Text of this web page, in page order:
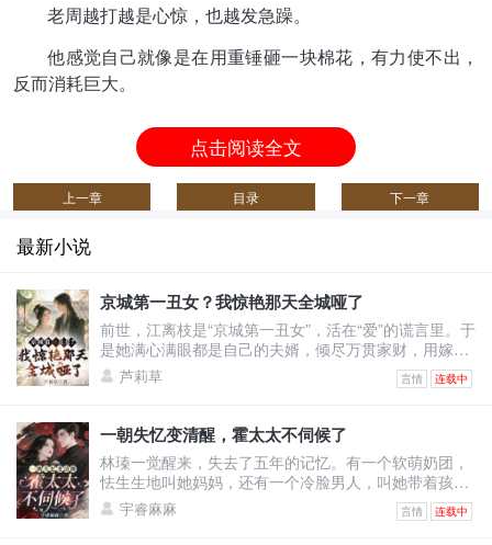
老周越打越是心惊，也越发急躁。
他感觉自己就像是在用重锤砸一块棉花，有力使不出，
反而消耗巨大。
点击阅读全文
上一章 目录 下一章
最新小说
京城第一丑女？我惊艳那天全城哑了
前世，江离枝是“京城第一丑女”，活在“爱”的谎言里。于
是她满心满眼都是自己的夫婿，倾尽万贯家财，用嫁妆
填补将军府。可换来的却是——他与绿茶表妹沆瀣一
气，甚至让她怀上侍卫的野种，最终被渣男一剑穿胸，
决心要让这群人血债血偿！渣男想吃绝户，与表妹双宿
双飞？她直接退婚撤资，让将军府只剩一具空壳！白莲
花想装柔弱博同情？她反手几巴掌，当众撕烂表妹虚伪
的脸皮！全城
芦莉草 言情 连载中
一朝失忆变清醒，霍太太不伺候了
林瑧一觉醒来，失去了五年的记忆。有一个软萌奶团，
怯生生地叫她妈妈，还有一个冷脸男人，叫她带着孩子
去给继妹输血。原来她和自己继妹的未婚夫领了证，他
以婚姻为筹码让她签了厚厚的不平等条约！林瑧直接掀
宇睿麻麻 言情 连载中